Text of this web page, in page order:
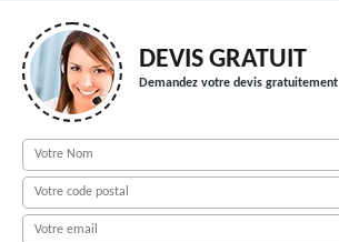
DEVIS GRATUIT
Demandez votre devis gratuitement